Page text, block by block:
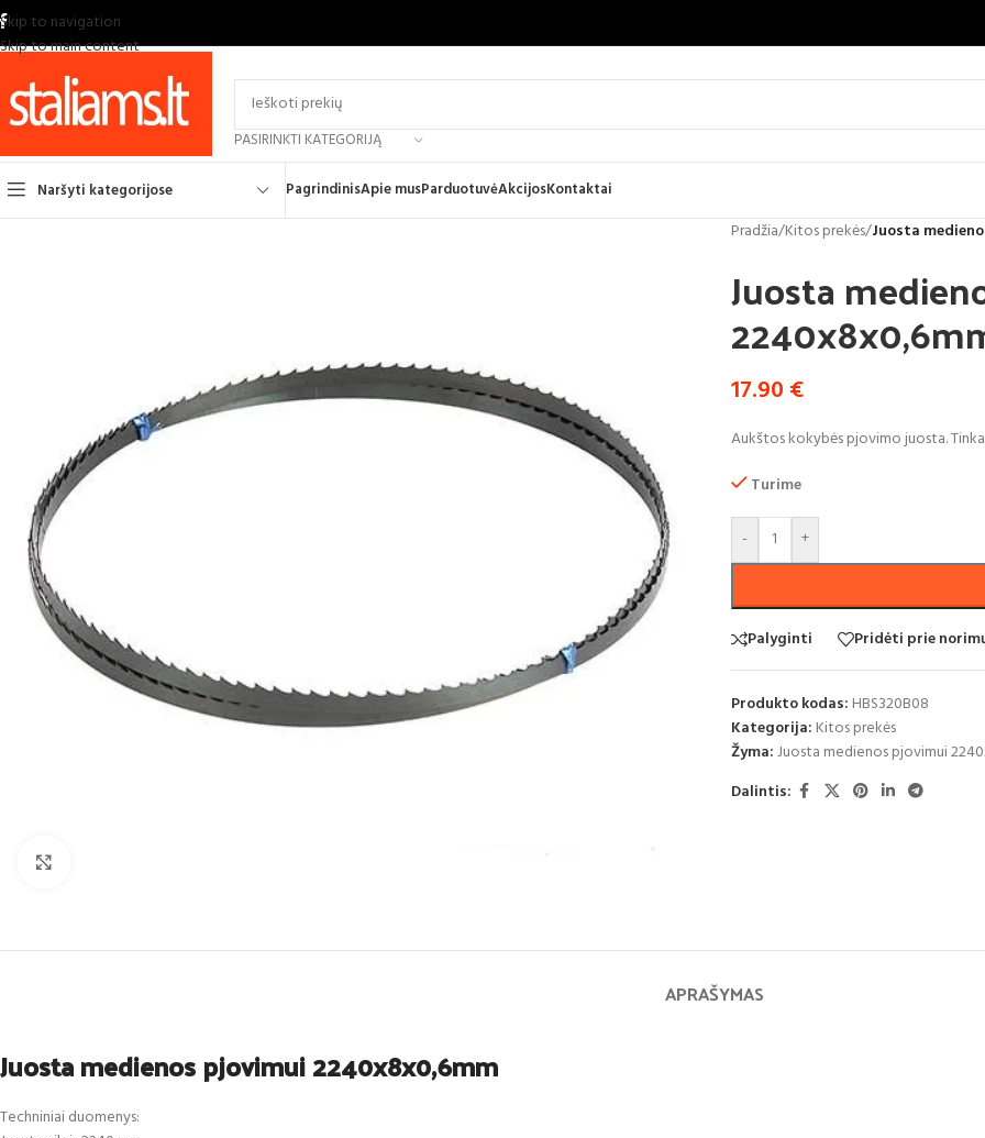
Skip to navigation
Skip to main content
PASIRINKTI KATEGORIJĄ
Naršyti kategorijose PagrindinisApie musParduotuvėAkcijosKontaktai
Pradžia/Kitos prekės/Juosta
Juosta
17.90 €
Aukštos kokybės pjovimo juosta.
Turime
- +
Palyginti Pridėti prie
Produkto kodas: HBS320B08
Kategorija: Kitos prekės
Žyma:Juosta medienos pjovimui
Dalintis:
APRAŠYMAS
Juosta medienos pjovimui 2240x8x0,6mm
Techniniai duomenys: